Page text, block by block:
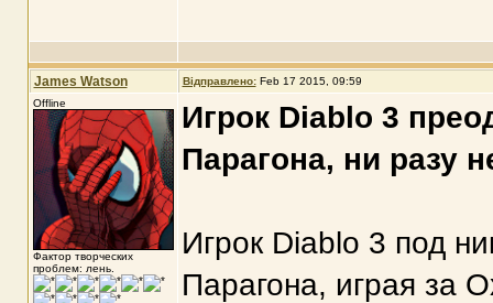
James Watson Відправлено: Feb 17 2015, 09:59
Offline
Фактор творческих
проблем: лень.
Игрок Diablo 3
Парагона, ни разу
Игрок Diablo 3 под
Парагона, играя за